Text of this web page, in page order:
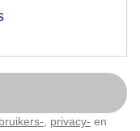
privacy- en
2026, 52x bekeken
later